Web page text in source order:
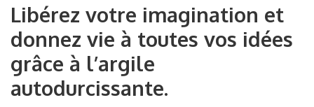
Libérez votre imagination et
donnez vie à toutes vos idées
grâce à l’argile
autodurcissante.